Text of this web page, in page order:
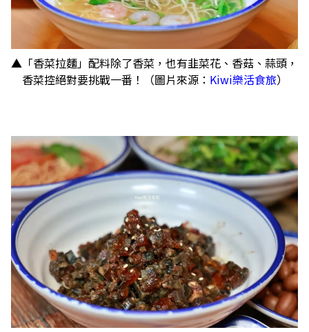
▲「香菜拉麵」配料除了香菜，也有韭菜花、香菇、蒜頭，
香菜控絕對要挑戰一番！（圖片來源： Kiwi樂活食旅）